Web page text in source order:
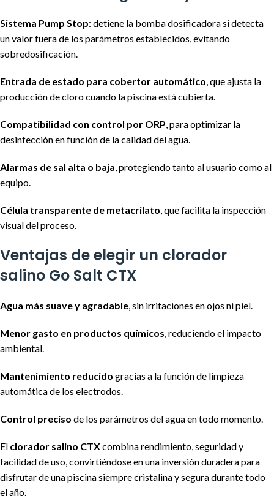
Sistema Pump Stop: detiene la bomba dosificadora si detecta
un valor fuera de los parámetros establecidos, evitando
sobredosificación.
Entrada de estado para cobertor automático, que ajusta la
producción de cloro cuando la piscina está cubierta.
Compatibilidad con control por ORP, para optimizar la
desinfección en función de la calidad del agua.
Alarmas de sal alta o baja, protegiendo tanto al usuario como al
equipo.
Célula transparente de metacrilato, que facilita la inspección
visual del proceso.
Ventajas de elegir un clorador
salino Go Salt CTX
Agua más suave y agradable, sin irritaciones en ojos ni piel.
Menor gasto en productos químicos, reduciendo el impacto
ambiental.
Mantenimiento reducido gracias a la función de limpieza
automática de los electrodos.
Control preciso de los parámetros del agua en todo momento.
El clorador salino CTXcombina rendimiento, seguridad y
facilidad de uso, convirtiéndose en una inversión duradera para
disfrutar de una piscina siempre cristalina y segura durante todo
el año.